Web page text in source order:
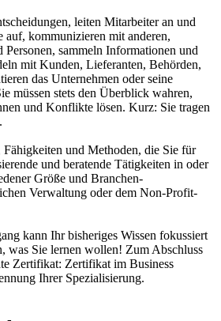
leiten Mitarbeiter an und
auf, kommunizieren mit anderen,
Personen, sammeln Informationen und
mit Kunden, Lieferanten, Behörden,
das Unternehmen oder seine
müssen stets den Überblick wahren,
und Konflikte lösen. Kurz: Sie tragen
Fähigkeiten und Methoden, die Sie für
und beratende Tätigkeiten in oder
Größe und Branchen-
Verwaltung oder dem Non-Profit-
kann Ihr bisheriges Wissen fokussiert
was Sie lernen wollen! Zum Abschluss
Zertifikat: Zertifikat im Business
Ihrer Spezialisierung.